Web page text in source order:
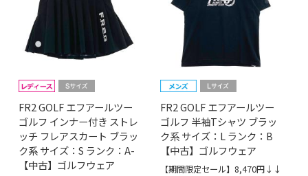
FR2 GOLF エフアールツー
ゴルフ インナー付き ストレ
ッチ フレアスカート ブラッ
ク系 サイズ：S ランク：A-
【中古】ゴルフウェア
FR2 GOLF エフアールツー
ゴルフ 半袖Tシャツ ブラッ
ク系 サイズ：L ランク：B
【中古】ゴルフウェア
【期間限定セール】8,470円↓↓